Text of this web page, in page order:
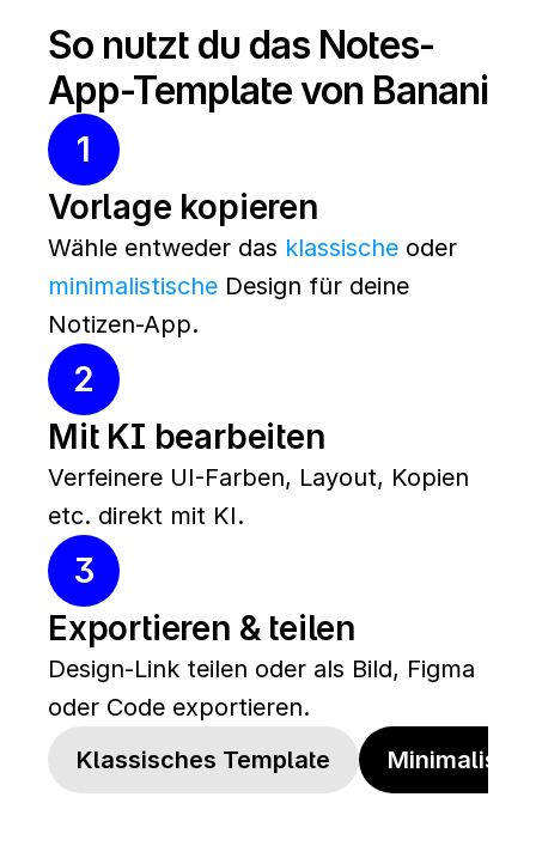
So nutzt du das Notes-
App-Template von Banani
1
Vorlage kopieren
Wähle entweder das klassische
minimalistische Design für deine
Notizen-App.
2
Mit KI bearbeiten
Verfeinere UI-Farben, Layout, Kopien
etc. direkt mit KI.
3
Exportieren & teilen
Design-Link teilen oder als Bild, Figma
oder Code exportieren.
Klassisches Template